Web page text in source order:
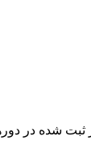
ثبت شده در